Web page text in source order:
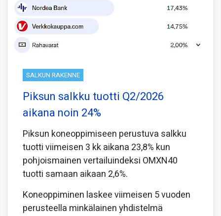
SALKUN RAKENNE
Piksun salkku tuotti Q2/2026
aikana noin 24%
Piksun koneoppimiseen perustuva salkku
tuotti viimeisen 3 kk aikana 23,8% kun
pohjoismainen vertailuindeksi OMXN40
tuotti samaan aikaan 2,6%.
Koneoppiminen laskee viimeisen 5 vuoden
perusteella minkälainen yhdistelmä